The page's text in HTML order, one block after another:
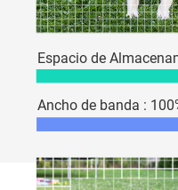
Espacio de
Ancho de banda :